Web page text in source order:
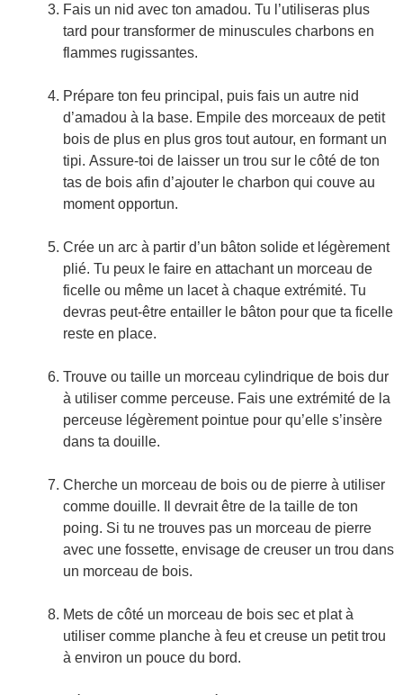
Fais un nid avec ton amadou. Tu l’utiliseras plus
tard pour transformer de minuscules charbons en
flammes rugissantes.
Prépare ton feu principal, puis fais un autre nid
d’amadou à la base. Empile des morceaux de petit
bois de plus en plus gros tout autour, en formant un
tipi. Assure-toi de laisser un trou sur le côté de ton
tas de bois afin d’ajouter le charbon qui couve au
moment opportun.
Crée un arc à partir d’un bâton solide et légèrement
plié. Tu peux le faire en attachant un morceau de
ficelle ou même un lacet à chaque extrémité. Tu
devras peut-être entailler le bâton pour que ta ficelle
reste en place.
Trouve ou taille un morceau cylindrique de bois dur
à utiliser comme perceuse. Fais une extrémité de la
perceuse légèrement pointue pour qu’elle s’insère
dans ta douille.
Cherche un morceau de bois ou de pierre à utiliser
comme douille. Il devrait être de la taille de ton
poing. Si tu ne trouves pas un morceau de pierre
avec une fossette, envisage de creuser un trou dans
un morceau de bois.
Mets de côté un morceau de bois sec et plat à
utiliser comme planche à feu et creuse un petit trou
à environ un pouce du bord.